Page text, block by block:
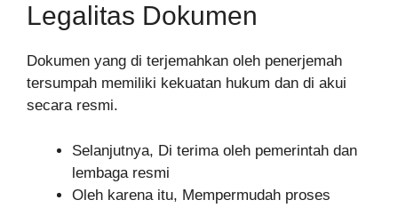
Legalitas Dokumen
Dokumen yang di terjemahkan oleh penerjemah
tersumpah memiliki kekuatan hukum dan di akui
secara resmi.
Selanjutnya, Di terima oleh pemerintah dan
lembaga resmi
Oleh karena itu, Mempermudah proses